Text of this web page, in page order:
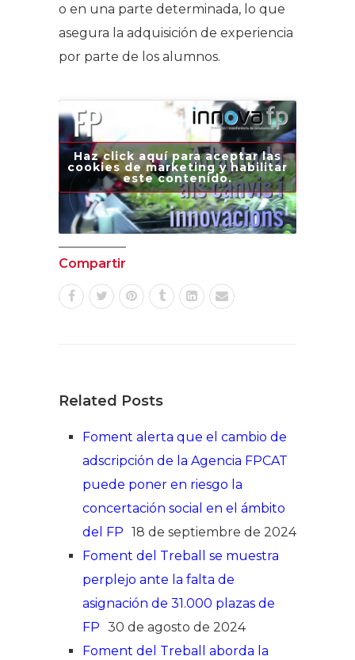
o en una parte determinada, lo que
asegura la adquisición de experiencia
por parte de los alumnos.
Haz click aquí para aceptar las
cookies de marketing y habilitar
este contenido.
Compartir
Related Posts
Foment alerta que el cambio de
adscripción de la Agencia FPCAT
puede poner en riesgo la
concertación social en el ámbito
del FP 18 de septiembre de 2024
Foment del Treball se muestra
perplejo ante la falta de
asignación de 31.000 plazas de
FP 30 de agosto de 2024
Foment del Treball aborda la